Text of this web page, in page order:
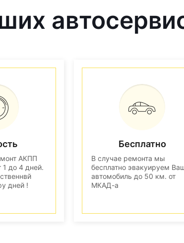
АКПП
1 до 4 дней.
дней !
Бесплатно
В случае ремонта мы
бесплатно эвакуируем
автомобиль до 50 км. от
МКАД-а